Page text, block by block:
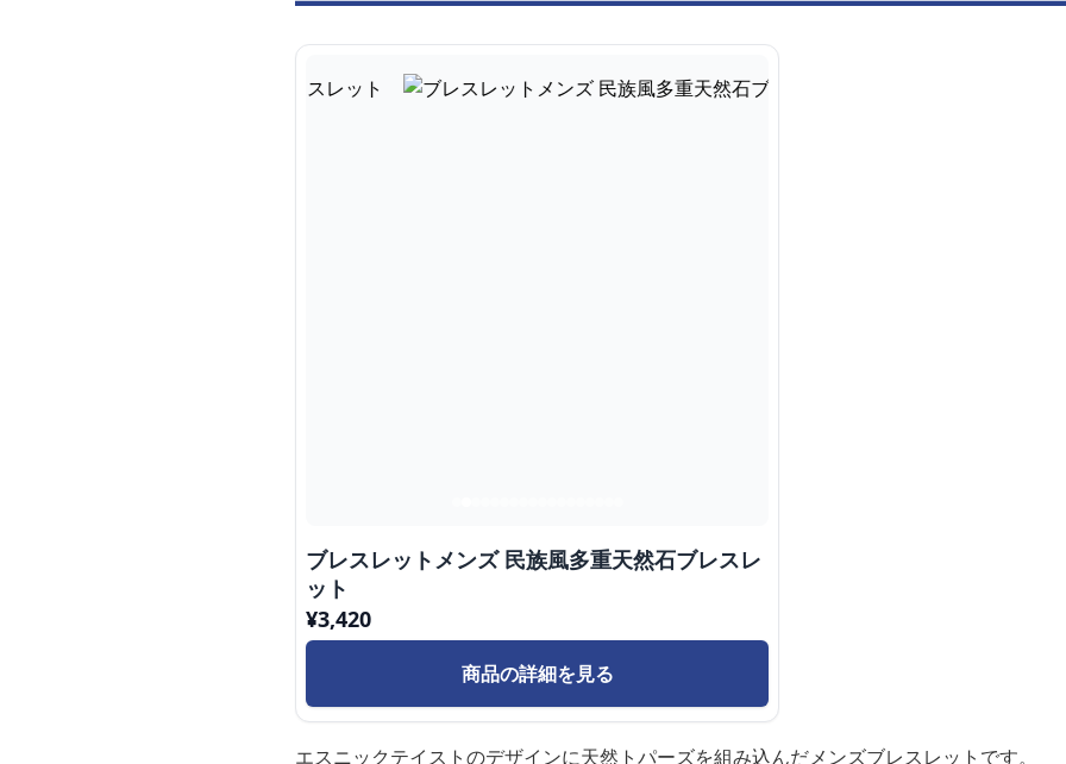
ブレスレットメンズ 民族風多重天然石ブレスレ
ット
¥3,420
商品の詳細を見る
エスニックテイストのデザインに天然トパーズを組み込んだメンズブレスレットです。